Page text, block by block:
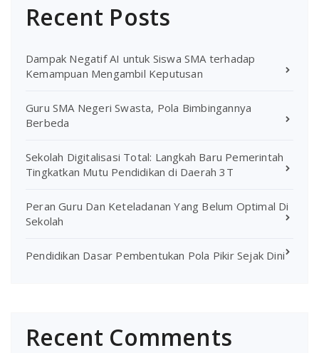
Recent Posts
Dampak Negatif AI untuk Siswa SMA terhadap
Kemampuan Mengambil Keputusan
Guru SMA Negeri Swasta, Pola Bimbingannya
Berbeda
Sekolah Digitalisasi Total: Langkah Baru Pemerintah
Tingkatkan Mutu Pendidikan di Daerah 3T
Peran Guru Dan Keteladanan Yang Belum Optimal Di
Sekolah
Pendidikan Dasar Pembentukan Pola Pikir Sejak Dini
Recent Comments